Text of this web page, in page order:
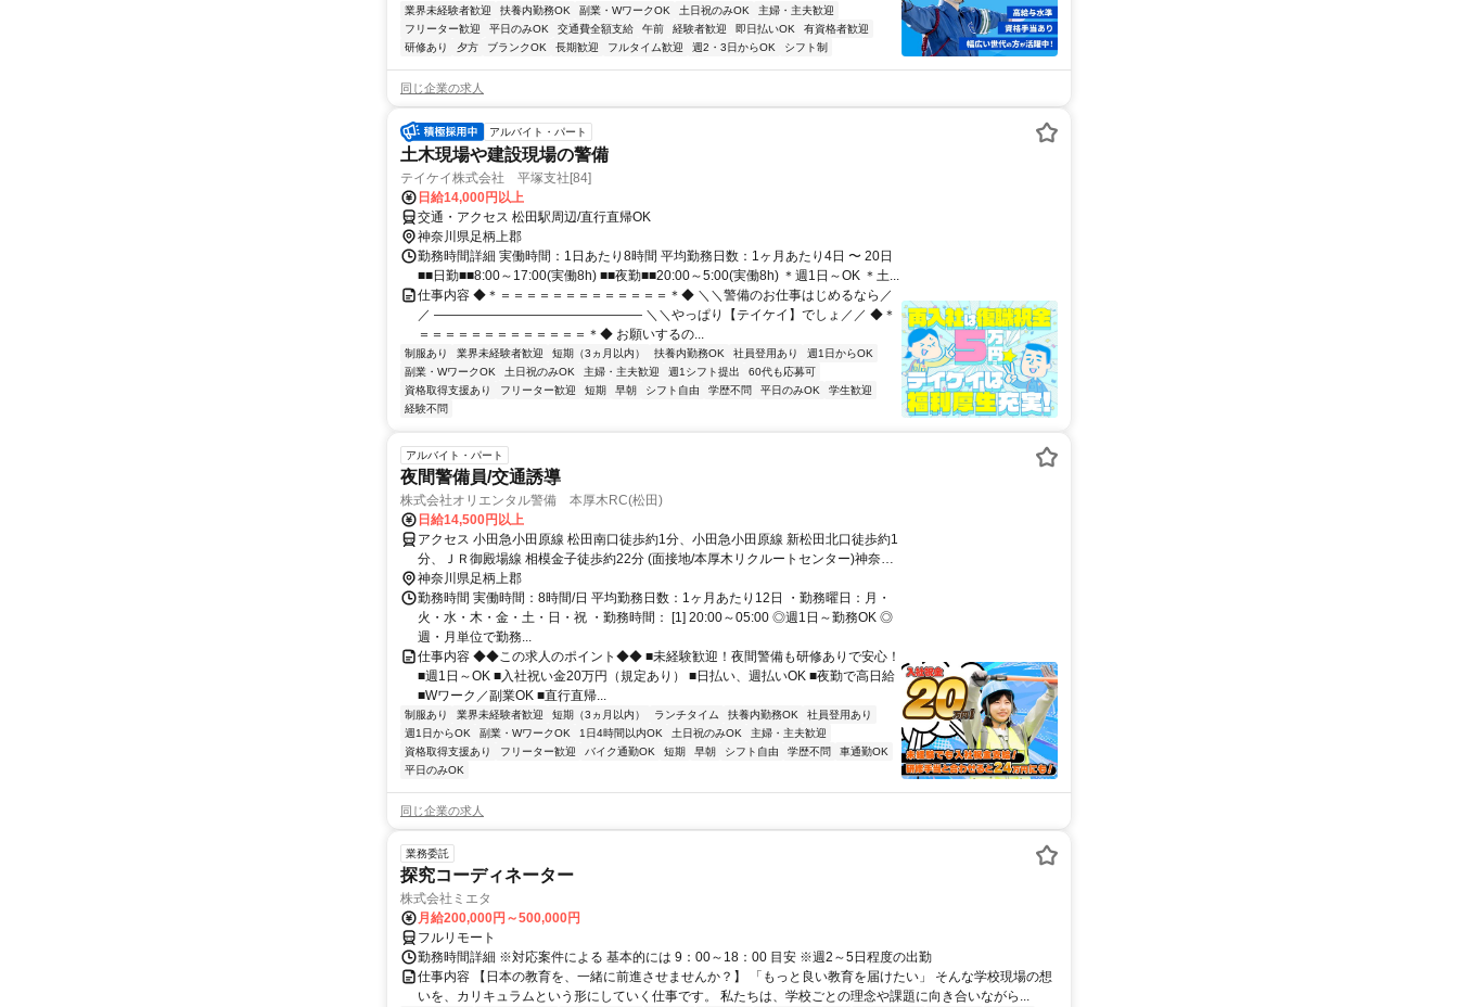
業界未経験者歓迎 扶養内勤務OK 副業・WワークOK 土日祝のみOK
主婦・主夫歓迎
フリーター歓迎
平日のみOK 交通費全額支給 午前 経験者歓迎 即日払いOK
有資格者歓迎
研修あり
夕方 ブランクOK 長期歓迎 フルタイム歓迎 週2・3日からOK シフト制
同じ企業の求人
アルバイト・パート
土木現場や建設現場の警備
テイケイ株式会社 平塚支社[84]
日給14,000円以上
交通・アクセス 松田駅周辺/直行直帰OK
神奈川県足柄上郡
勤務時間詳細 実働時間：1日あたり8時間 平均勤務日数：1ヶ月あたり4日 〜 20日
■■日勤■■8:00～17:00(実働8h) ■■夜勤■■20:00～5:00(実働8h) ＊週1日～OK ＊土...
仕事内容 ◆＊＝＝＝＝＝＝＝＝＝＝＝＝＝＊◆ ＼＼警備のお仕事はじめるなら／
／ ―――――――――――――――― ＼＼やっぱり【テイケイ】でしょ／／ ◆＊
＝＝＝＝＝＝＝＝＝＝＝＝＝＊◆ お願いするの...
制服あり 業界未経験者歓迎 短期（3ヵ月以内） 扶養内勤務OK 社員登用あり
週1日からOK
副業・WワークOK
土日祝のみOK 主婦・主夫歓迎 週1シフト提出
60代も応募可
資格取得支援あり
フリーター歓迎 短期 早朝 シフト自由 学歴不問 平日のみOK
学生歓迎
経験不問
アルバイト・パート
夜間警備員/交通誘導
株式会社オリエンタル警備 本厚木RC(松田)
日給14,500円以上
アクセス 小田急小田原線 松田南口徒歩約1分、小田急小田原線 新松田北口徒歩約1
分、ＪＲ御殿場線 相模金子徒歩約22分 (面接地/本厚木リクルートセンター)神奈川
県厚木市旭町２丁目２－７ 三和ビル２Ｆ
神奈川県足柄上郡
勤務時間 実働時間：8時間/日 平均勤務日数：1ヶ月あたり12日 ・勤務曜日：月・
火・水・木・金・土・日・祝 ・勤務時間： [1] 20:00～05:00 ◎週1日～勤務OK ◎
週・月単位で勤務...
仕事内容 ◆◆この求人のポイント◆◆ ■未経験歓迎！夜間警備も研修ありで安心！
■週1日～OK ■入社祝い金20万円（規定あり） ■日払い、週払いOK ■夜勤で高日給
■Wワーク／副業OK ■直行直帰...
制服あり 業界未経験者歓迎 短期（3ヵ月以内） ランチタイム 扶養内勤務OK
社員登用あり
週1日からOK
副業・WワークOK 1日4時間以内OK 土日祝のみOK
主婦・主夫歓迎
資格取得支援あり
フリーター歓迎 バイク通勤OK 短期 早朝 シフト自由 学歴不問
車通勤OK
平日のみOK
同じ企業の求人
業務委託
探究コーディネーター
株式会社ミエタ
月給200,000円～500,000円
フルリモート
勤務時間詳細 ※対応案件による 基本的には 9：00～18：00 目安 ※週2～5日程度の出勤
仕事内容 【日本の教育を、一緒に前進させませんか？】 「もっと良い教育を届けたい」 そんな学校現場の想
いを、カリキュラムという形にしていく仕事です。 私たちは、学校ごとの理念や課題に向き合いながら...